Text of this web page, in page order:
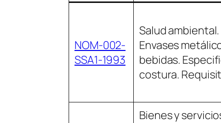
NOM-002-
SSA1-1993
Salud
Envases
bebidas.
costura.
Bienes y